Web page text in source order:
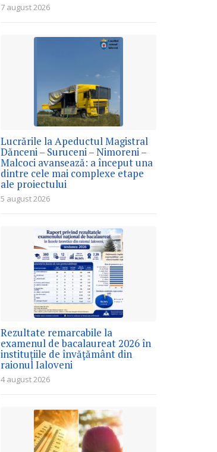
7 august 2026
Lucrările la Apeductul Magistral
Dănceni – Suruceni – Nimoreni –
Malcoci avansează: a început una
dintre cele mai complexe etape
ale proiectului
5 august 2026
Rezultate remarcabile la
examenul de bacalaureat 2026 în
instituțiile de învățământ din
raionul Ialoveni
4 august 2026